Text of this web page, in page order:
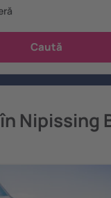
Nipissing